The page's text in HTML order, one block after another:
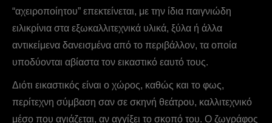
“αχειροποίητου” επεκτείνεται, με την ίδια παιγνιώδη
ειλικρίνια στα εξωκαλλιτεχνικά υλικά, ξύλα ή άλλα
αντικείμενα δανεισμένα από το περιβάλλον, τα οποία
υποδύονται αβίαστα τον εικαστικό εαυτό τους.
Διότι εικαστικός είναι ο χώρος, καθώς και το φως,
περίτεχνη σύμβαση σαν σε σκηνή θεάτρου, καλλιτεχνικό
μέσο που αγιάζεται, αν αγγίξει το σκοπό του. O ζωγράφος